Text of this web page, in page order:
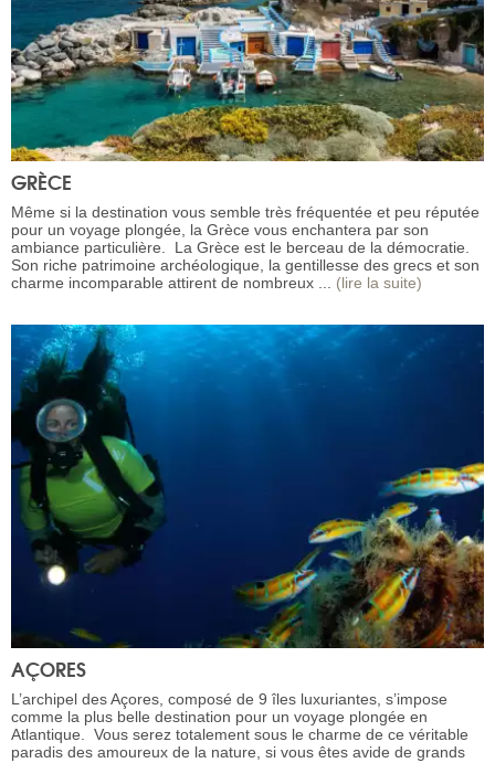
GRÈCE
Même si la destination vous semble très fréquentée et peu réputée
pour un voyage plongée, la Grèce vous enchantera par son
ambiance particulière. La Grèce est le berceau de la démocratie.
Son riche patrimoine archéologique, la gentillesse des grecs et son
charme incomparable attirent de nombreux ... (lire la suite)
AÇORES
L’archipel des Açores, composé de 9 îles luxuriantes, s’impose
comme la plus belle destination pour un voyage plongée en
Atlantique. Vous serez totalement sous le charme de ce véritable
paradis des amoureux de la nature, si vous êtes avide de grands